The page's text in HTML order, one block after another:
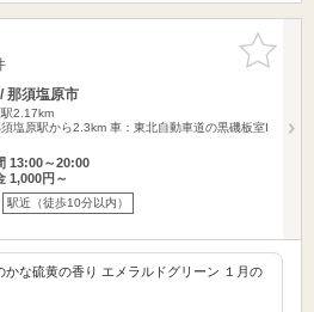
お気に入
りに追加
那須塩原市
2.17km
塩原駅から2.3km 車：東北自動車道の黒磯板室I
13:00～20:00
1,000円～
駅近（徒歩10分以内）
かな硫黄の香り エメラルドグリーン １月の